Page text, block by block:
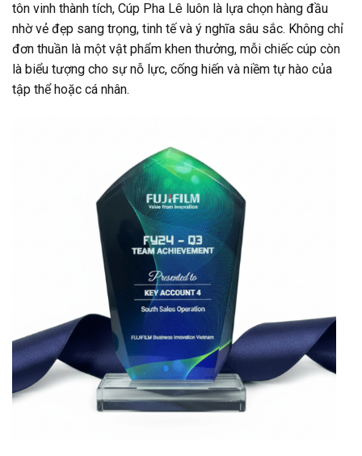
tôn vinh thành tích, Cúp Pha Lê luôn là lựa chọn hàng đầu
nhờ vẻ đẹp sang trọng, tinh tế và ý nghĩa sâu sắc. Không chỉ
đơn thuần là một vật phẩm khen thưởng, mỗi chiếc cúp còn
là biểu tượng cho sự nỗ lực, cống hiến và niềm tự hào của
tập thể hoặc cá nhân.